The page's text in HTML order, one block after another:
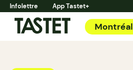
Infolettre App Tastet+
Montréal